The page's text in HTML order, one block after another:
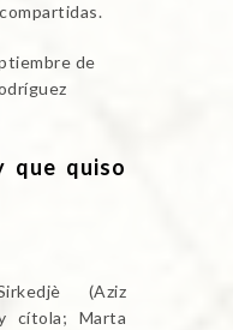
de
que quiso
(Aziz
cítola; Marta